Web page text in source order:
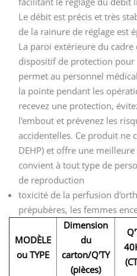
Le débit est précis et très
de la rainure de réglage est
La paroi extérieure du
dispositif de protection
permet au personnel
la pointe pendant les
recevez une protection,
l'embout et prévenez les
accidentelles. Ce produit ne
DEHP) et offre une
convient à tout type de
de reproduction
toxicité de la perfusion
prépubères, les femmes
MODÈLE
ou TYPE
Dimension
du
carton/Q'TY
(pièces)